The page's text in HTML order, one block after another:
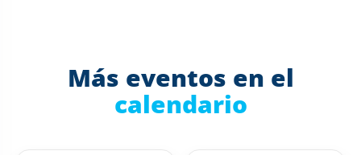
Más eventos en el
calendario